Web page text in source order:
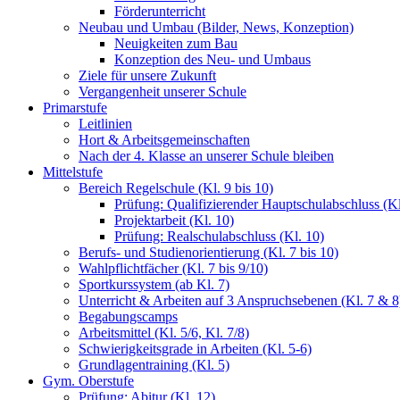
Förderunterricht
Neubau und Umbau (Bilder, News, Konzeption)
Neuigkeiten zum Bau
Konzeption des Neu- und Umbaus
Ziele für unsere Zukunft
Vergangenheit unserer Schule
Primarstufe
Leitlinien
Hort & Arbeitsgemeinschaften
Nach der 4. Klasse an unserer Schule bleiben
Mittelstufe
Bereich Regelschule (Kl. 9 bis 10)
Prüfung: Qualifizierender Hauptschulabschluss
Projektarbeit (Kl. 10)
Prüfung: Realschulabschluss (Kl. 10)
Berufs- und Studienorientierung (Kl. 7 bis 10)
Wahlpflichtfächer (Kl. 7 bis 9/10)
Sportkurssystem (ab Kl. 7)
Unterricht & Arbeiten auf 3 Anspruchsebenen (Kl. 7 &
Begabungscamps
Arbeitsmittel (Kl. 5/6, Kl. 7/8)
Schwierigkeitsgrade in Arbeiten (Kl. 5-6)
Grundlagentraining (Kl. 5)
Gym. Oberstufe
Prüfung: Abitur (Kl. 12)